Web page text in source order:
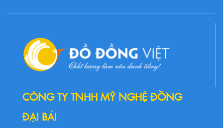
CÔNG TY TNHH MỸ NGHỆ ĐỒNG
ĐẠI BÁI